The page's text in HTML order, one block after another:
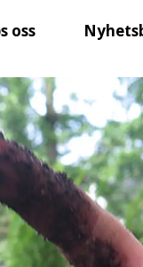
oss